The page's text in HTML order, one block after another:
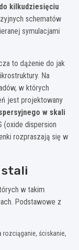
kilkudziesięciu
schematów
symulacjami
to dążenie do jak
Na
w których
jest projektowany
w skali
(oxide dispersion
rozpraszają się w
stali
w takim
Podstawowe z
rozciąganie, ściskanie,